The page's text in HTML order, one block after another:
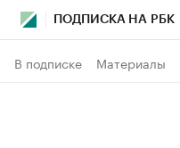
ПОДПИСКА НА РБК
В подписке Материалы